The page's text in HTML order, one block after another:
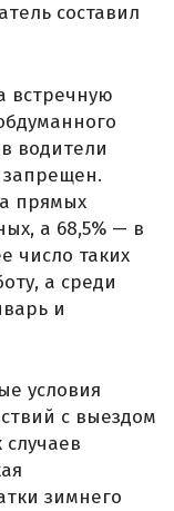
составил
встречную
водители
прямых
а 68,5% — в
число таких
а среди
и
условия
с выездом
случаев
зимнего